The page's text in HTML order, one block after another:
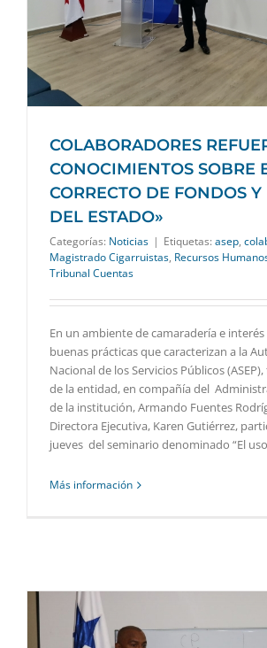
COLABORADORES
CONOCIMIENTOS SOBRE
CORRECTO DE FONDOS
DEL ESTADO»
Categorías: Noticias | Etiquetas: asep,
Magistrado Cigarruistas, Recursos
Tribunal Cuentas
En un ambiente de camaradería e
buenas prácticas que caracterizan a la
Nacional de los Servicios Públicos
de la entidad, en compañía del
de la institución, Armando Fuentes
Directora Ejecutiva, Karen Gutiérrez,
jueves del seminario denominado “El
Más información